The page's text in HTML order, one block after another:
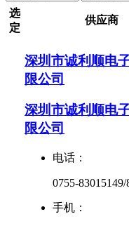
选
定
供应商
深圳市诚利顺电
限公司
深圳市诚利顺电
限公司
电话：
0755-83015149/
手机：